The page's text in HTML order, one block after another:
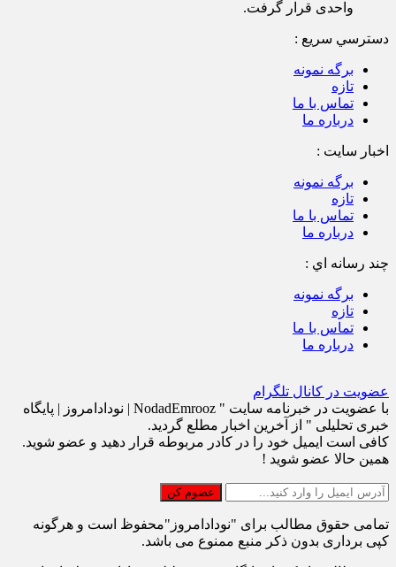
برگه نمونه
تازه
تماس با ما
برگه نمونه
تازه
تماس با ما
برگه نمونه
تازه
تماس با ما
عضویت در کانال تلگرام
خبری تحلیلی " از آخرین اخبار مطلع گردید.
کافی است ایمیل خود را در کادر مربوطه قرار دهید و عضو شوید.
تمامی حقوق مطالب برای "نودادامروز"محفوظ است و هرگونه